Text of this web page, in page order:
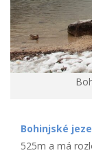
Bohinjské
525m a má